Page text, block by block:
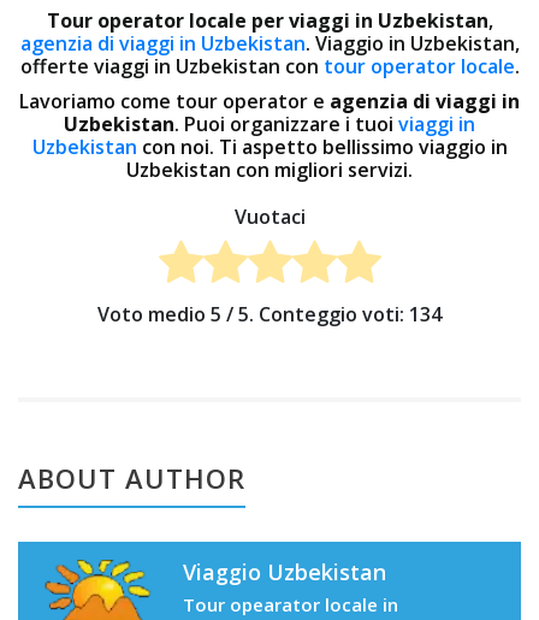
Tour operator locale per viaggi in Uzbekistan,
agenzia di viaggi in Uzbekistan. Viaggio in Uzbekistan,
offerte viaggi in Uzbekistan con tour operator locale.
Lavoriamo come tour operator e agenzia di viaggi in
Uzbekistan. Puoi organizzare i tuoi viaggi in
Uzbekistan con noi. Ti aspetto bellissimo viaggio in
Uzbekistan con migliori servizi.
Vuotaci
Voto medio 5 / 5. Conteggio voti: 134
ABOUT AUTHOR
Viaggio Uzbekistan
Tour opearator locale in